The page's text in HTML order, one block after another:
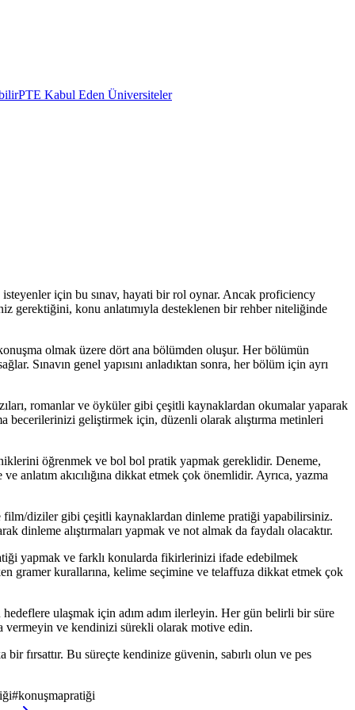
PTE Kabul Eden Üniversiteler
için bu sınav, hayati bir rol oynar. Ancak proficiency
gerektiğini, konu anlatımıyla desteklenen bir rehber niteliğinde
olmak üzere dört ana bölümden oluşur. Her bölümün
Sınavın genel yapısını anladıktan sonra, her bölüm için ayrı
romanlar ve öyküler gibi çeşitli kaynaklardan okumalar yaparak
becerilerinizi geliştirmek için, düzenli olarak alıştırma metinleri
öğrenmek ve bol bol pratik yapmak gereklidir. Deneme,
anlatım akıcılığına dikkat etmek çok önemlidir. Ayrıca, yazma
film/diziler gibi çeşitli kaynaklardan dinleme pratiği yapabilirsiniz.
alıştırmaları yapmak ve not almak da faydalı olacaktır.
yapmak ve farklı konularda fikirlerinizi ifade edebilmek
gramer kurallarına, kelime seçimine ve telaffuza dikkat etmek çok
ulaşmak için adım adım ilerleyin. Her gün belirli bir süre
vermeyin ve kendinizi sürekli olarak motive edin.
fırsattır. Bu süreçte kendinize güvenin, sabırlı olun ve pes
#konuşmapratiği